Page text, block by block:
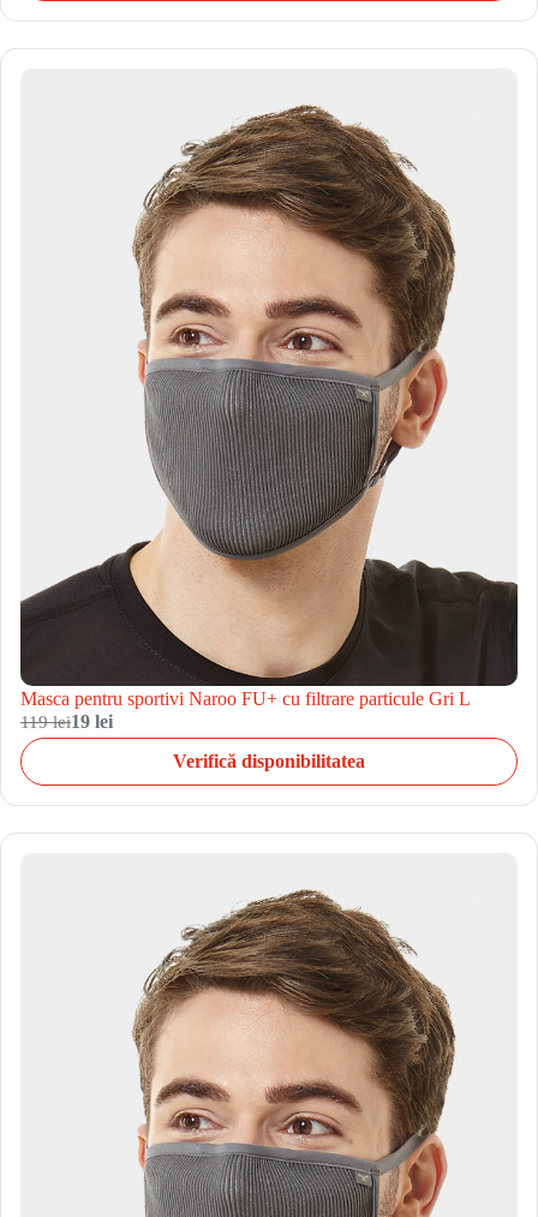
Masca pentru sportivi Naroo FU+ cu filtrare particule Gri L
119 lei19 lei
Verifică disponibilitatea